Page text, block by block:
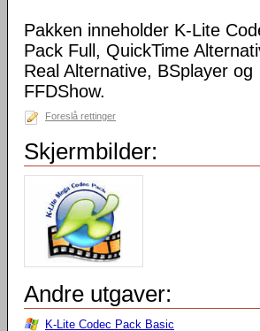
Pakken inneholder K-Lite
Pack Full, QuickTime
Real Alternative, BSplayer og
FFDShow.
Foreslå rettinger
Skjermbilder:
Andre utgaver:
K-Lite Codec Pack Basic